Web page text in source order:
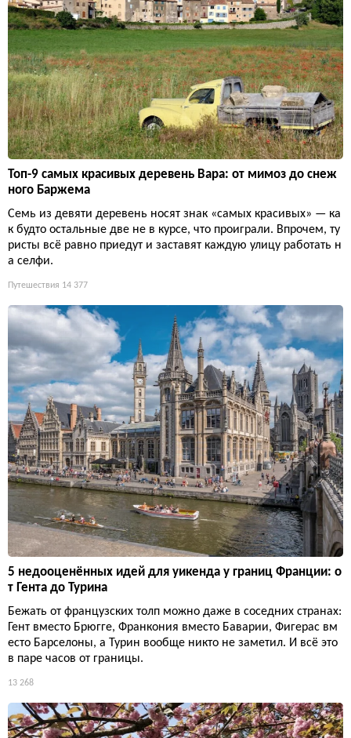
Топ-9 самых красивых деревень Вара: от мимоз до снеж
ного Баржема
Семь из девяти деревень носят знак «самых красивых» — ка
к будто остальные две не в курсе, что проиграли. Впрочем, ту
ристы всё равно приедут и заставят каждую улицу работать н
а селфи.
Путешествия 14 377
5 недооценённых идей для уикенда у границ Франции: о
т Гента до Турина
Бежать от французских толп можно даже в соседних странах:
Гент вместо Брюгге, Франкония вместо Баварии, Фигерас вм
есто Барселоны, а Турин вообще никто не заметил. И всё это
в паре часов от границы.
13 268